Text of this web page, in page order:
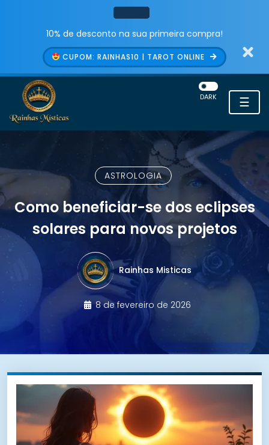
10% de desconto na sua primeira compra!
CUPOM: RAINHAS10 | TAROT ONLINE
☰
DARK
ASTROLOGIA
Como beneficiar-se dos eclipses
solares para novos projetos
Rainhas Misticas
8 de fevereiro de 2026